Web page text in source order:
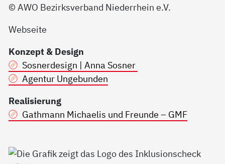
© AWO Bezirksverband Niederrhein e.V.
Webseite
Konzept & Design
Sosnerdesign | Anna Sosner
Agentur Ungebunden
Realisierung
Gathmann Michaelis und Freunde – GMF